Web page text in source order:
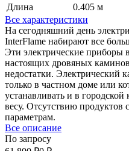
Длина
0.405 м
Все характеристики
На сегодняшний день
InterFlame набирают все
Эти электрические приборы
настоящих дровяных
недостатки. Электрический
только в частном доме или
устанавливать и в
весу. Отсутствию
параметрам.
Все описание
По запросу